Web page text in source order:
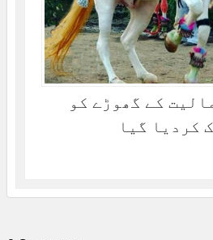
مالیت کے گھوڑے کو
کردیا گیا